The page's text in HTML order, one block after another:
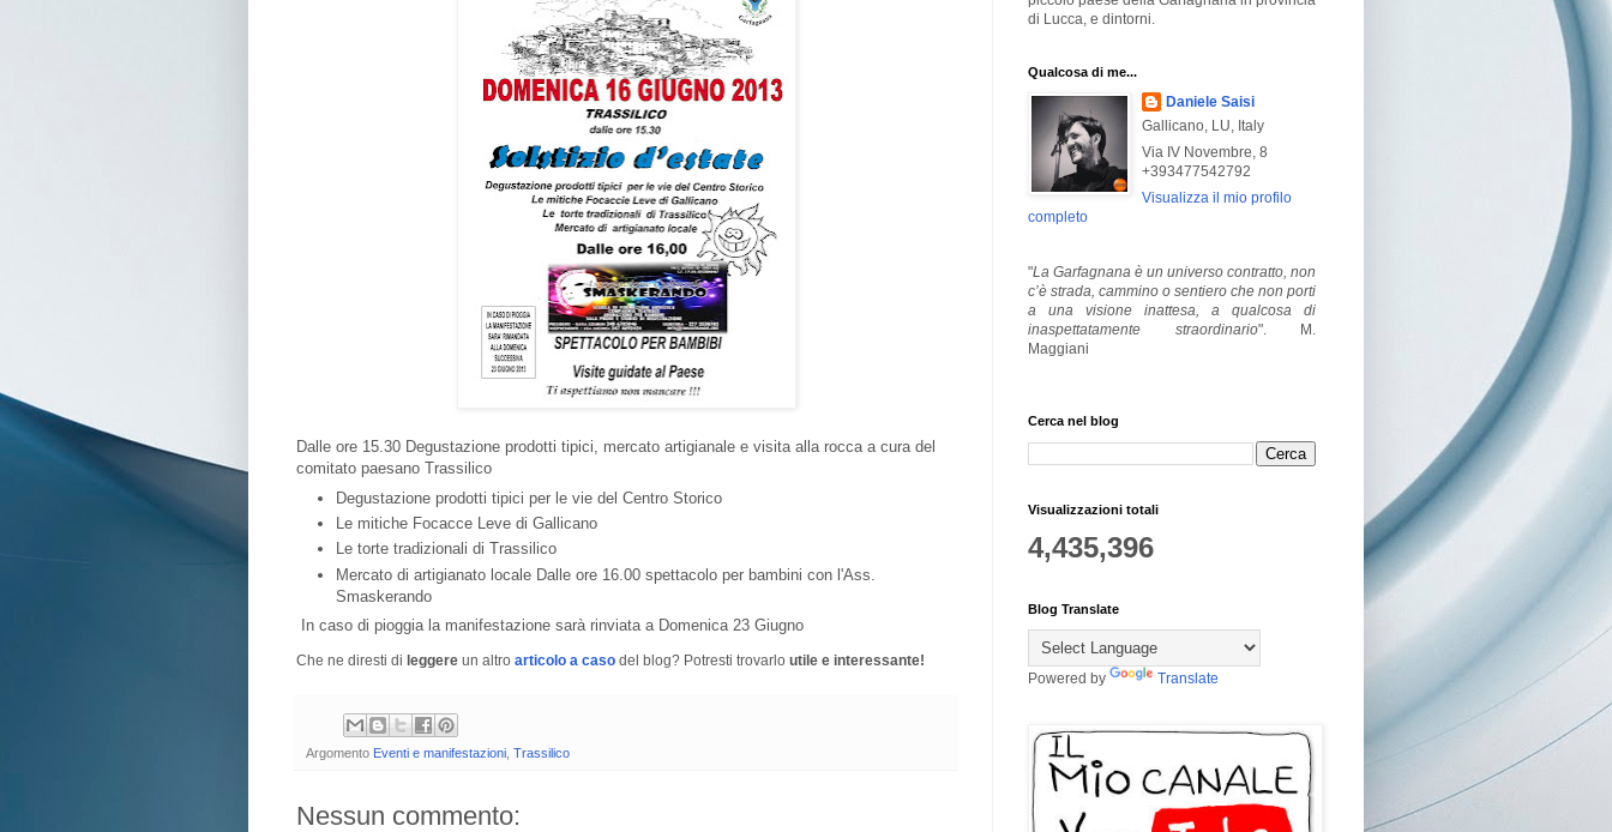
Dalle ore 15.30 Degustazione prodotti tipici, mercato artigianale e visita alla rocca a cura del
comitato paesano Trassilico
Degustazione prodotti tipici per le vie del Centro Storico
Le mitiche Focacce Leve di Gallicano
Le torte tradizionali di Trassilico
Mercato di artigianato locale Dalle ore 16.00 spettacolo per bambini con l'Ass.
Smaskerando
In caso di pioggia la manifestazione sarà rinviata a Domenica 23 Giugno
Che ne diresti di leggere un altro articolo a caso del blog? Potresti trovarlo utile e interessante!
Argomento Eventi e manifestazioni Trassilico
Nessun commento:
di Lucca, e dintorni.
Qualcosa di me...
Daniele Saisi
Gallicano, LU, Italy
Via IV Novembre, 8
+393477542792
Visualizza il mio profilo
completo
"La Garfagnana è un universo contratto, non
c’è strada, cammino o sentiero che non porti
a una visione inattesa, a qualcosa di
inaspettatamente straordinario". M.
Maggiani
Cerca nel blog
Visualizzazioni totali
4,435,396
Blog Translate
Powered by Translate